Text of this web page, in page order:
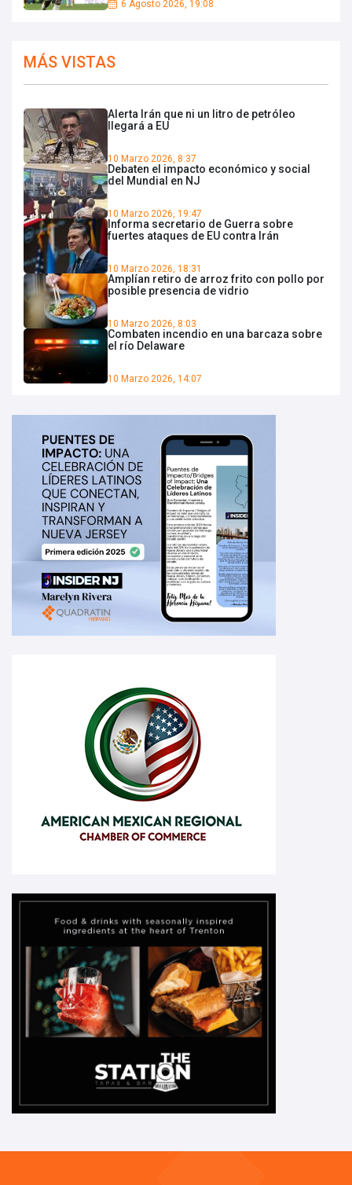
6 Agosto 2026, 19:08
MÁS VISTAS
Alerta Irán que ni un litro de petróleo
llegará a EU
10 Marzo 2026, 8:37
Debaten el impacto económico y social
del Mundial en NJ
10 Marzo 2026, 19:47
Informa secretario de Guerra sobre
fuertes ataques de EU contra Irán
10 Marzo 2026, 18:31
Amplían retiro de arroz frito con pollo por
posible presencia de vidrio
10 Marzo 2026, 8:03
Combaten incendio en una barcaza sobre
el río Delaware
10 Marzo 2026, 14:07